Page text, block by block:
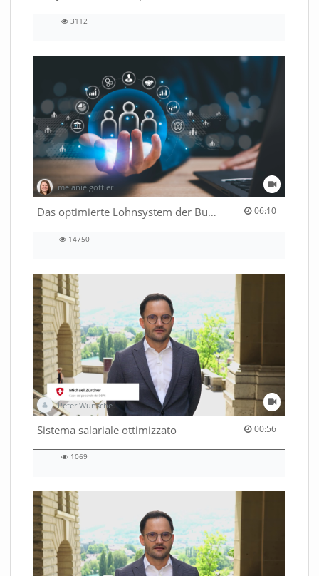
3112
melanie.gottier
Das optimierte Lohnsystem der Bundesverwaltung 06:10
06:10 duration
14750
Peter Wünsche
Sistema salariale ottimizzato 00:56
00:56 duration
1069